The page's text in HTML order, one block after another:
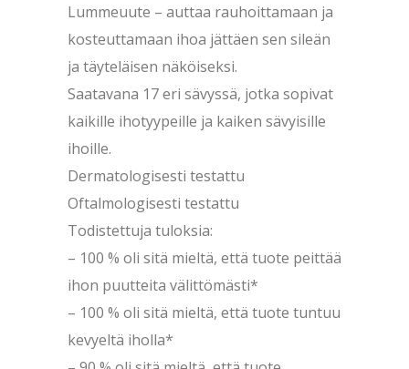
Lummeuute – auttaa rauhoittamaan ja
kosteuttamaan ihoa jättäen sen sileän
ja täyteläisen näköiseksi.
Saatavana 17 eri sävyssä, jotka sopivat
kaikille ihotyypeille ja kaiken sävyisille
ihoille.
Dermatologisesti testattu
Oftalmologisesti testattu
Todistettuja tuloksia:
– 100 % oli sitä mieltä, että tuote peittää
ihon puutteita välittömästi*
– 100 % oli sitä mieltä, että tuote tuntuu
kevyeltä iholla*